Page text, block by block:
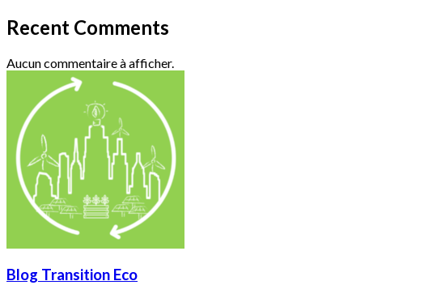
Recent Comments
Aucun commentaire à afficher.
Blog Transition Eco